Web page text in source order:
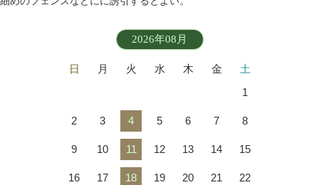
2026年08月
日 月 火 水 木 金
土
1
2 3 4 5 6 7 8
9 10 11 12 13 14 15
16 17 18 19 20 21 22